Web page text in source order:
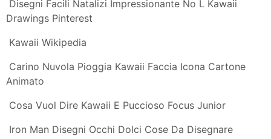
Kawaii Cibo Caramella Caratteri Kawaii Characters Set